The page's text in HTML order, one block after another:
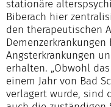
stationäre
Biberach hier
den therapeutischen
Angsterkrankungen
erhalten. „Obwohl
einem Jahr von Bad
verlagert wurde, sind